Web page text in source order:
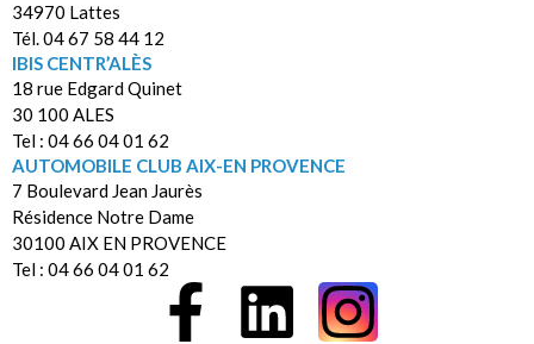
34970 Lattes
Tél. 04 67 58 44 12
IBIS CENTR’ALÈS
18 rue Edgard Quinet
30 100 ALES
Tel : 04 66 04 01 62
AUTOMOBILE CLUB AIX-EN PROVENCE
7 Boulevard Jean Jaurès
Résidence Notre Dame
30100 AIX EN PROVENCE
Tel : 04 66 04 01 62